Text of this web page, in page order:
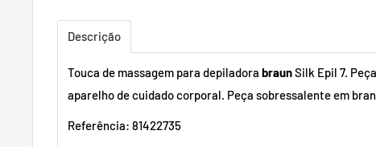
Descrição
Touca de massagem para depiladora braunSilk Epil 7.
aparelho de cuidado corporal. Peça sobressalente em
Referência: 81422735